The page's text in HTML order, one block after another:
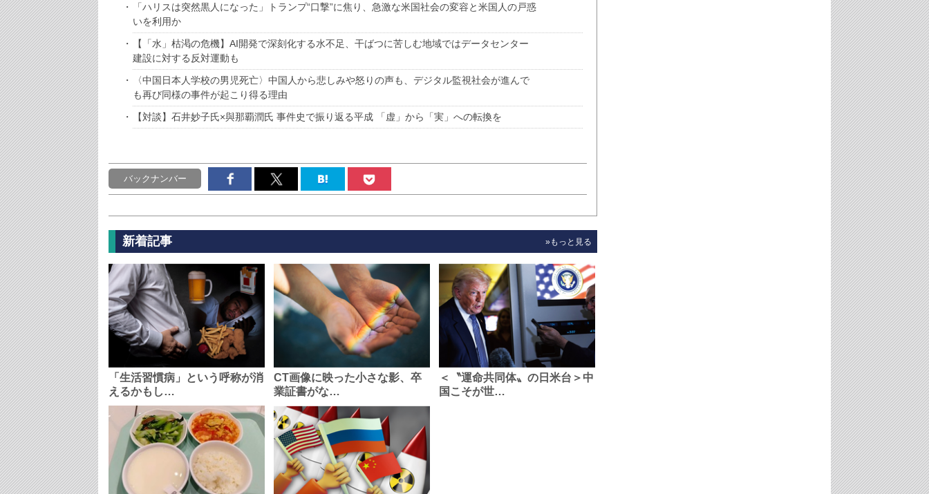
「ハリスは突然黒人になった」トランプ“口撃”に焦り、急激な米国社会の変容と米国人の戸惑
いを利用か
【「水」枯渇の危機】AI開発で深刻化する水不足、干ばつに苦しむ地域ではデータセンター
建設に対する反対運動も
〈中国日本人学校の男児死亡〉中国人から悲しみや怒りの声も、デジタル監視社会が進んで
も再び同様の事件が起こり得る理由
【対談】石井妙子氏×與那覇潤氏 事件史で振り返る平成 「虚」から「実」への転換を
バックナンバー
新着記事 »もっと見る
「生活習慣病」という呼称が消
えるかもし…
CT画像に映った小さな影、卒
業証書がな…
＜〝運命共同体〟の日米台＞中
国こそが世…